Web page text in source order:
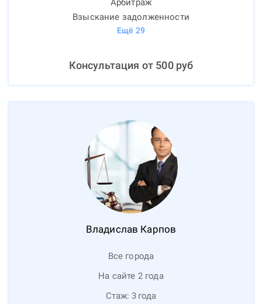
Арбитраж
Взыскание задолженности
Ещё 29
Консультация от 500руб
Владислав Карпов
Все города
На сайте 2 года
Стаж: 3 года